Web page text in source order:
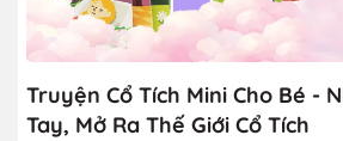
Truyện Cổ Tích Mini Cho Bé -
Tay, Mở Ra Thế Giới Cổ Tích